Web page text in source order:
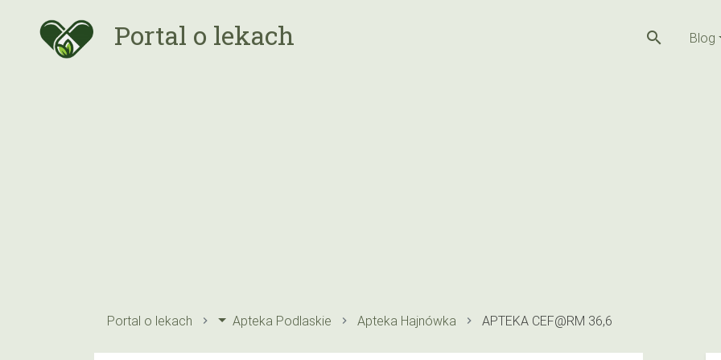
Portal o lekach search Blog
Portal o lekach Apteka Podlaskie Apteka Hajnówka APTEKA CEF@RM 36,6